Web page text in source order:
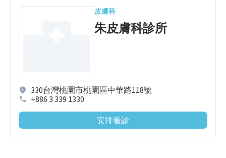
皮膚科
朱皮膚科診所
330台灣桃園市桃園區中華路118號
+886 3 339 1330
安排看診